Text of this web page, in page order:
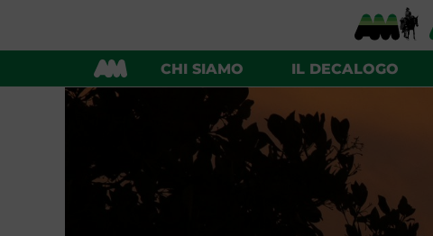
CHI SIAMO IL DECALOGO